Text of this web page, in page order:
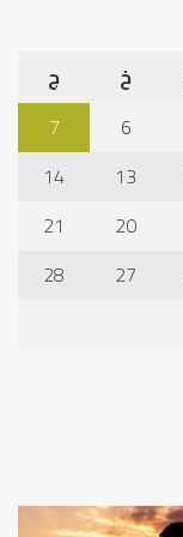
خ
ج
6
7
13
14
20
21
27
28